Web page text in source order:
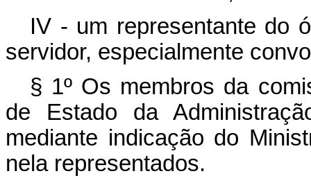
IV - um representante do
servidor, especialmente
§ 1º Os membros da
de Estado da
mediante indicação do
nela representados.